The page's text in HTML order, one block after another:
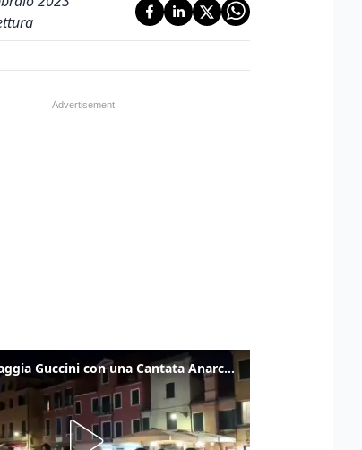
Venezia omaggia Guccini con una Cantata Anarchica in campo Santa Margherita